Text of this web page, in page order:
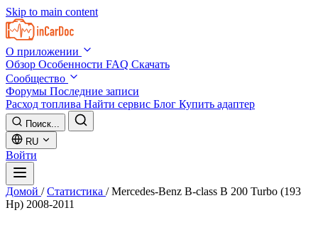
Skip to main content
О приложении
Обзор Особенности FAQ Скачать
Сообщество
Форумы Последние записи
Расход топлива Найти сервис Блог Купить адаптер
Поиск...
RU
Войти
Домой / Статистика / Mercedes-Benz B-class B 200 Turbo (193
Hp) 2008-2011